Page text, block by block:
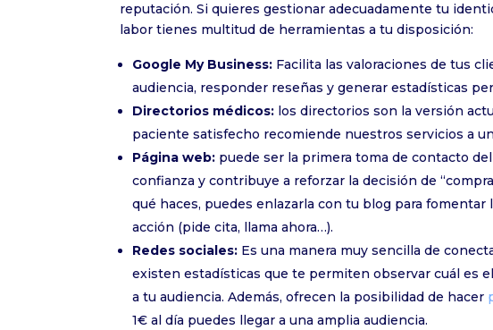
reputación. Si quieres gestionar adecuadamente tu
labor tienes multitud de herramientas a tu disposición:
Google My Business: Facilita las valoraciones de tus
audiencia, responder reseñas y generar estadísticas
Directorios médicos: los directorios son la versión
paciente satisfecho recomiende nuestros servicios a
Página web: puede ser la primera toma de contacto
confianza y contribuye a reforzar la decisión de
qué haces, puedes enlazarla con tu blog para
acción (pide cita, llama ahora…).
Redes sociales: Es una manera muy sencilla de
existen estadísticas que te permiten observar cuál es
a tu audiencia. Además, ofrecen la posibilidad de hacer
1€ al día puedes llegar a una amplia audiencia.